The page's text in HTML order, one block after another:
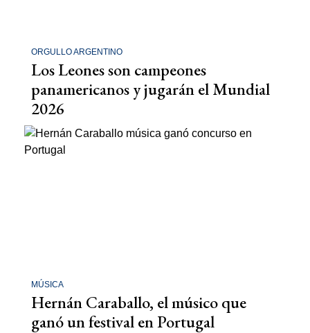
ORGULLO ARGENTINO
Los Leones son campeones
panamericanos y jugarán el Mundial
2026
MÚSICA
Hernán Caraballo, el músico que
ganó un festival en Portugal